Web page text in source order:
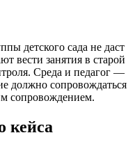
детского сада не даст
вести занятия в старой
Среда и педагог —
должно сопровождаться
сопровождением.
кейса